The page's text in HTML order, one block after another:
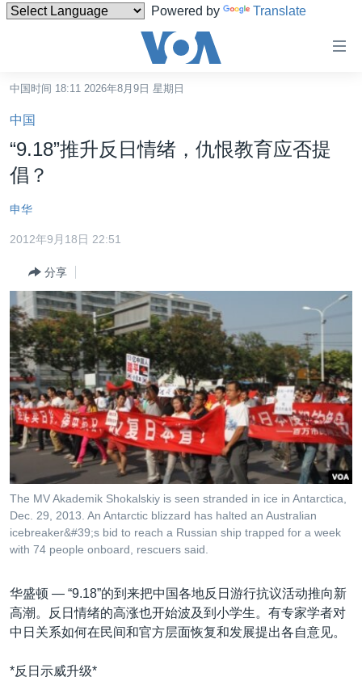
Powered by Translate
碍
链
转
容
到
导
航
跳
转
到
检
索
中国
最新国际新闻
印太
中东
欧洲
非洲
美洲
全球议题
分类新闻
经济·金融·贸易
人权·法律·宗教
科教·文娱·体健
军事
劳工
环境
美中关系
热点专题
白宫要闻
国会报道
美中关系
美国建国250周年
埃博拉疫情
美国之音专访
重要讲话与声明
南中国海争端
关注西藏
VOA视频
VOA今日焦点
中文广播
中国时间 18:11 2026年8月9日 星期日
中国
“9.18”推升反日情绪，仇恨教育应否提
倡？
申华
2012年9月18日 22:51
分享
The MV Akademik Shokalskiy is seen stranded in ice in Antarctica,
Dec. 29, 2013. An Antarctic blizzard has halted an Australian
icebreaker&#39;s bid to reach a Russian ship trapped for a week
with 74 people onboard, rescuers said.
华盛顿 — “9.18”的到来把中国各地反日游行抗议活动推向新
高潮。反日情绪的高涨也开始波及到小学生。有专家学者对
中日关系如何在民间和官方层面恢复和发展提出各自意见。
*反日示威升级*